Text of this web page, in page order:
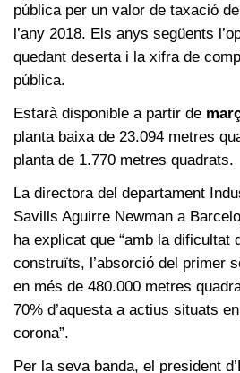
pública per un valor de taxació
l’any 2018. Els anys següents
quedant deserta i la xifra de
pública.
Estarà disponible a partir de
planta baixa de 23.094 metres
planta de 1.770 metres quadrats.
La directora del departament
Savills Aguirre Newman a
ha explicat que “amb la dificultat
construïts, l’absorció del primer
en més de 480.000 metres
70% d’aquesta a actius situats
corona”.
Per la seva banda, el president